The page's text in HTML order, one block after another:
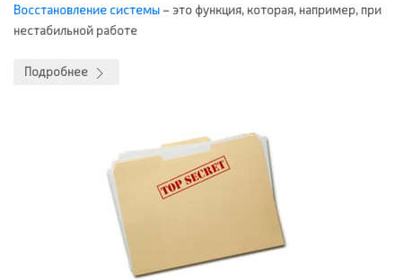
Восстановление системы – это функция, которая, например, при
нестабильной работе
Подробнее